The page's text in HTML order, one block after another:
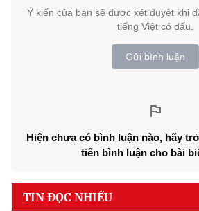
Ý kiến của bạn sẽ được xét duyệt khi
tiếng Việt có dấu.
Gửi bình luận
Hiện chưa có bình luận nào, hãy
tiên bình luận cho bài
TIN ĐỌC NHIỀU